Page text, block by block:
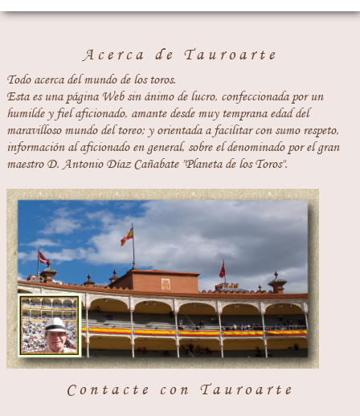
Acerca de Tauroarte
Todo acerca del mundo de los toros.
Esta es una página Web sin ánimo de lucro, confeccionada por un
humilde y fiel aficionado, amante desde muy temprana edad del
maravilloso mundo del toreo; y orientada a facilitar con sumo respeto,
información al aficionado en general, sobre el denominado por el gran
maestro D. Antonio Díaz Cañabate "Planeta de los Toros".
Contacte con Tauroarte